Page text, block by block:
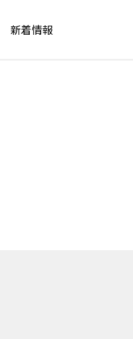
新着情報